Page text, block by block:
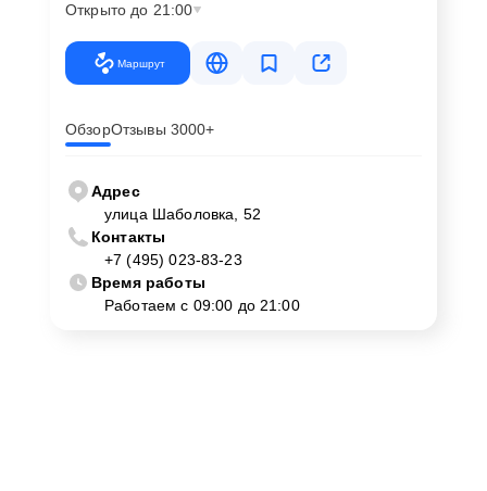
Открыто до 21:00
Маршрут
ОбзорОтзывы 3000+
Адрес
улица Шаболовка, 52
Контакты
+7 (495) 023-83-23
Время работы
Работаем с 09:00 до 21:00